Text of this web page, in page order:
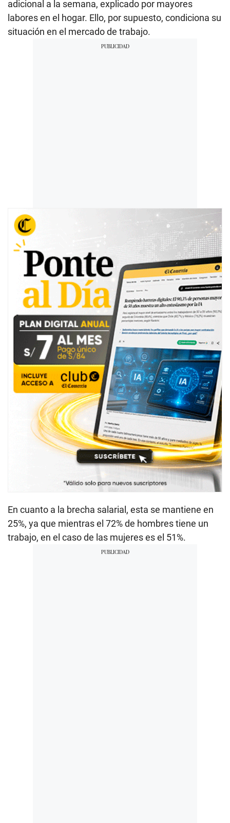
adicional a la semana, explicado por mayores
labores en el hogar. Ello, por supuesto, condiciona su
situación en el mercado de trabajo.
En cuanto a la brecha salarial, esta se mantiene en
25%, ya que mientras el 72% de hombres tiene un
trabajo, en el caso de las mujeres es el 51%.